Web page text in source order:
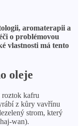
aromaterapii a
o problémovou
vlastnosti má tento
oleje
kafru
z kůry vavřínu
strom, který
wan).